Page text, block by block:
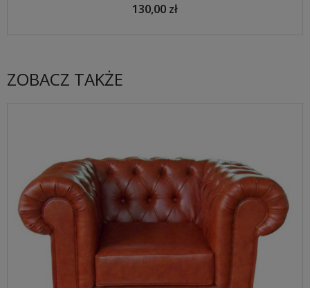
130,00 zł
ZOBACZ TAKŻE